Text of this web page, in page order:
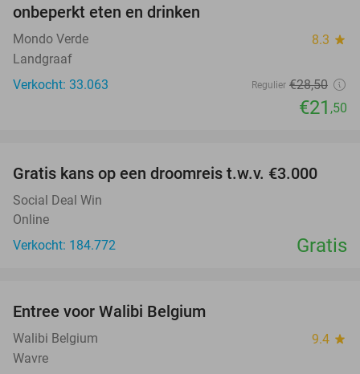
onbeperkt eten en drinken
Mondo Verde 8.3 star
Landgraaf
Verkocht: 33.063
Regulier €28,50
€21 ,50
Gratis kans op een droomreis t.w.v. €3.000
Social Deal Win
Online
Verkocht: 184.772
Gratis
Entree voor Walibi Belgium
Walibi Belgium 9.4 star
Wavre